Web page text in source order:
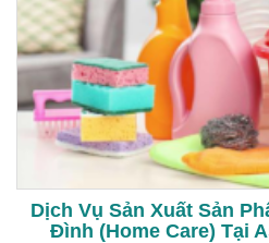
Dịch Vụ Sản Xuất Sản
Đình (Home Care) Tại